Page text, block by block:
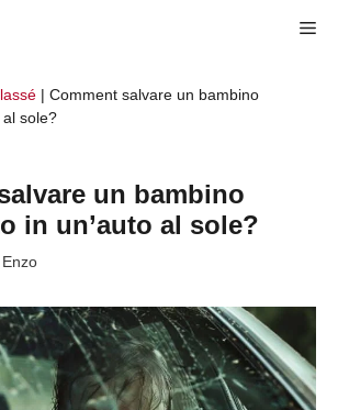
| Comment salvare un bambino
al sole?
un bambino
in un’auto al sole?
Enzo